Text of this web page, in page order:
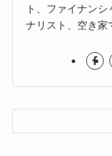
ト、ファイナン
ナリスト、空き家